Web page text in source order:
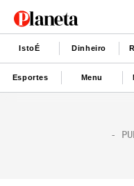
IstoÉ Dinheiro
Esportes Menu